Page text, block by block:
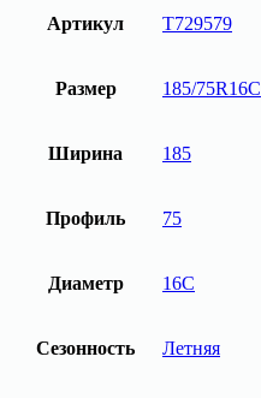
Артикул T729579
Размер 185/75R16C
Ширина 185
Профиль 75
Диаметр 16C
Сезонность Летняя